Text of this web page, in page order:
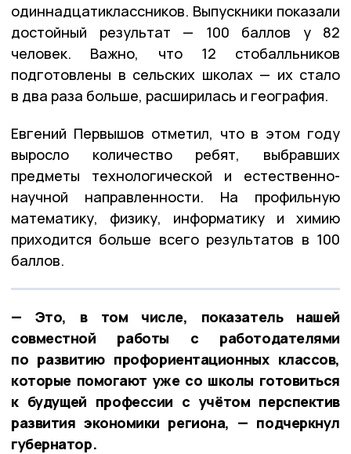
одиннадцатиклассников. Выпускники показали
достойный результат — 100 баллов у 82
человек. Важно, что 12 стобалльников
подготовлены в сельских школах — их стало
в два раза больше, расширилась и география.
Евгений Первышов отметил, что в этом году
выросло количество ребят, выбравших
предметы технологической и естественно-
научной направленности. На профильную
математику, физику, информатику и химию
приходится больше всего результатов в 100
баллов.
— Это, в том числе, показатель нашей
совместной работы с работодателями
по развитию профориентационных классов,
которые помогают уже со школы готовиться
к будущей профессии с учётом перспектив
развития экономики региона, — подчеркнул
губернатор.